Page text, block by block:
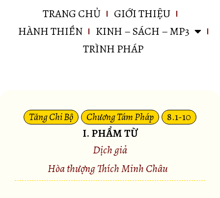
TRANG CHỦ
GIỚI THIỆU
HÀNH THIỀN
KINH – SÁCH – MP3
TRÌNH PHÁP
Tăng Chi Bộ Chương Tám Pháp 8.1-10
I. PHẨM TỪ
Dịch giả
Hòa thượng Thích Minh Châu